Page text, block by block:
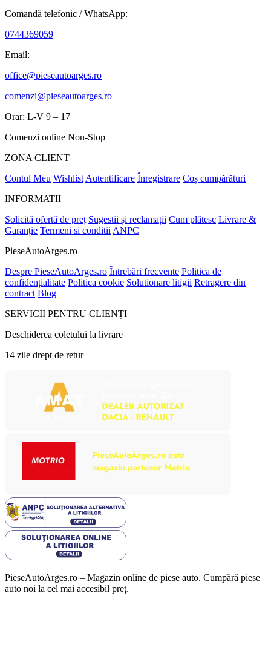
Comandă telefonic / WhatsApp:
0744369059
Email:
office@pieseautoarges.ro
comenzi@pieseautoarges.ro
Orar: L-V 9 – 17
Comenzi online Non-Stop
ZONA CLIENT
Contul Meu Wishlist Autentificare Înregistrare Coș cumpărături
INFORMATII
Solicită ofertă de preț Sugestii și reclamații Cum plătesc Livrare &
Garanție Termeni si conditii ANPC
PieseAutoArges.ro
Despre PieseAutoArges.ro Întrebări frecvente Politica de
confidențialitate Politica cookie Solutionare litigii Retragere din
contract Blog
SERVICII PENTRU CLIENȚI
Deschiderea coletului la livrare
14 zile drept de retur
PieseAutoArges.ro – Magazin online de piese auto. Cumpără piese
auto noi la cel mai accesibil preț.